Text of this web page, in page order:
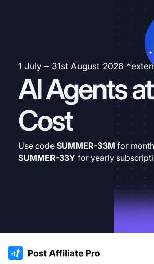
1 July – 31st August 2026
AI Agents
Cost
Use code SUMMER-33M for
SUMMER-33Y for yearly
:site.title